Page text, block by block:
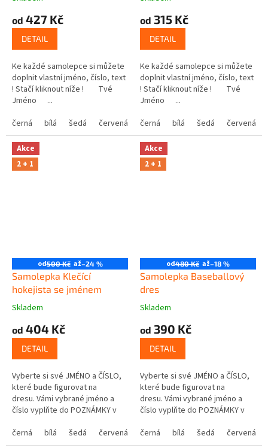
od 427 Kč
DETAIL
Ke každé samolepce si můžete
doplnit vlastní jméno, číslo, text
! Stačí kliknout níže ! Tvé
Jméno ...
černá
bílá šedá červená modrá žlutá zelená růžová
od 315 Kč
DETAIL
Ke každé samolepce si můžete
doplnit vlastní jméno, číslo, text
! Stačí kliknout níže ! Tvé
Jméno ...
černá
bílá šedá červená
Akce
2 + 1
od500 Kč až–24 %
Samolepka Klečící
hokejista se jménem
Skladem
od 404 Kč
DETAIL
Vyberte si své JMÉNO a ČÍSLO,
které bude figurovat na
dresu. Vámi vybrané jméno a
číslo vyplňte do POZNÁMKY v
černá
bílá šedá červená modrá žlutá zelená růžová
Akce
2 + 1
od480 Kč až–18 %
Samolepka Baseballový
dres
Skladem
od 390 Kč
DETAIL
Vyberte si své JMÉNO a ČÍSLO,
které bude figurovat na
dresu. Vámi vybrané jméno a
číslo vyplňte do POZNÁMKY v
černá
bílá šedá červená